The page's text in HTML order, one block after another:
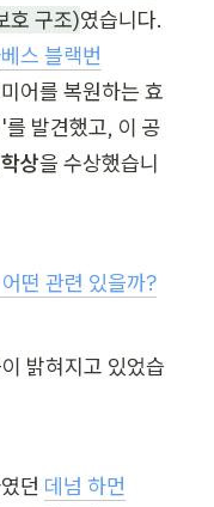
호 구조)였습니다.
스 블랙번
어를 복원하는 효
발견했고, 이 공
상을 수상했습니
떤 관련 있을까?
밝혀지고 있었습
던 데넘 하먼